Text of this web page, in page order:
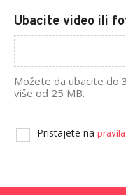
Ubacite video ili
Možete da ubacite do
više od 25 MB.
Pristajete na